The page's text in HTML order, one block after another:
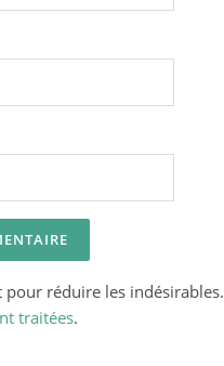
pour réduire les indésirables.
traitées.